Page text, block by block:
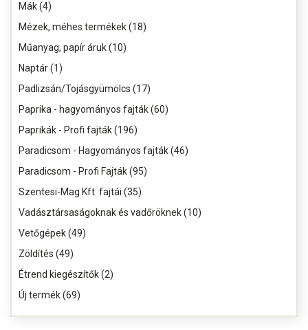
Mák (4)
Mézek, méhes termékek (18)
Műanyag, papír áruk (10)
Naptár (1)
Padlizsán/Tojásgyümölcs (17)
Paprika - hagyományos fajták (60)
Paprikák - Profi fajták (196)
Paradicsom - Hagyományos fajták (46)
Paradicsom - Profi Fajták (95)
Szentesi-Mag Kft. fajtái (35)
Vadásztársaságoknak és vadőröknek (10)
Vetőgépek (49)
Zöldítés (49)
Étrend kiegészítők (2)
Új termék (69)